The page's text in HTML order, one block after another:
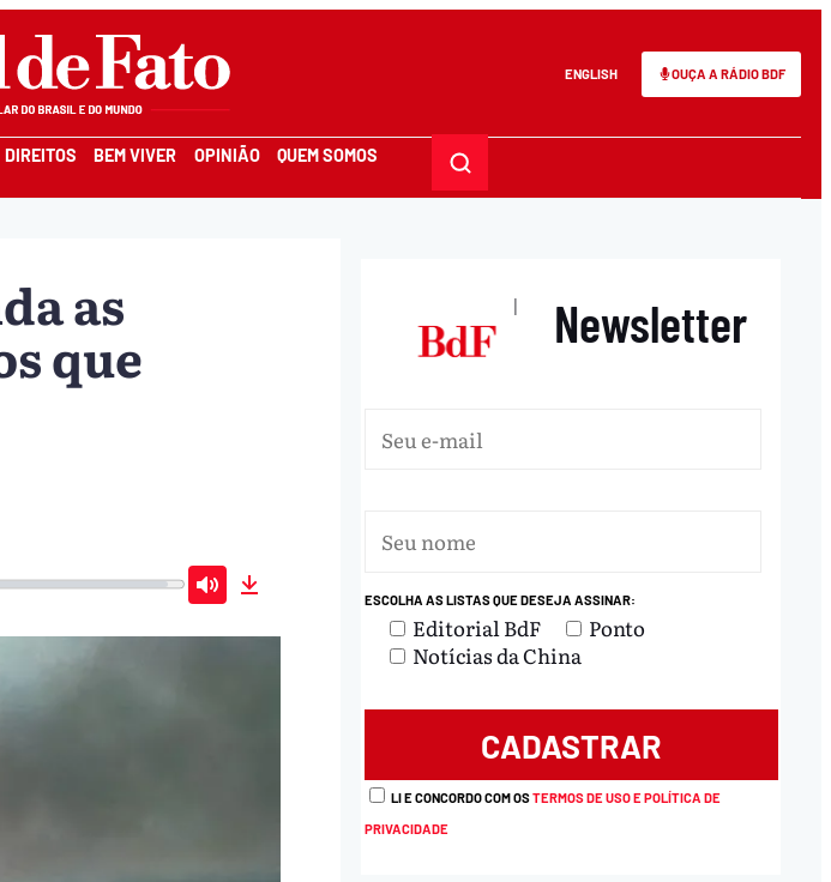
ENGLISH OUÇA A RÁDIO BDF
DIREITOS BEM VIVER OPINIÃO QUEM SOMOS
as
que
Mute
| Newsletter
ESCOLHA AS LISTAS QUE DESEJA ASSINAR:
Editorial BdF
Ponto
Notícias da China
LI E CONCORDO COM OSTERMOS DE USO E POLÍTICA DE
PRIVACIDADE